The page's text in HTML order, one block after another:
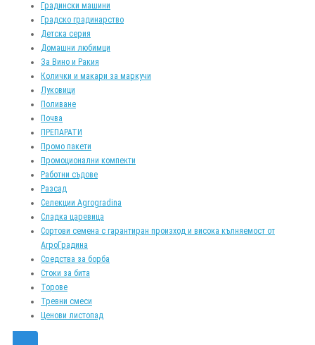
Градински машини
Градско градинарство
Детска серия
Домашни любимци
За Вино и Ракия
Колички и макари за маркучи
Луковици
Поливане
Почва
ПРЕПАРАТИ
Промо пакети
Промоционални компекти
Работни съдове
Разсад
Селекции Agrogradina
Сладка царевица
Сортови семена с гарантиран произход и висока кълняемост от
АгроГрадина
Средства за борба
Стоки за бита
Торове
Тревни смеси
Ценови листопад